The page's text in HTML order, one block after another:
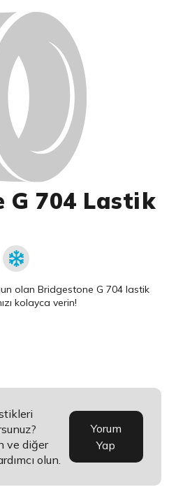
G 704 Lastik
olanBridgestone G 704 lastik
kolayca verin!
ve diğer
olun.
Yorum
Yap